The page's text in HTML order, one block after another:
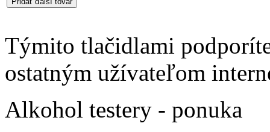
Týmito tlačidlami
ostatným užívateľom
Alkohol testery - ponuka